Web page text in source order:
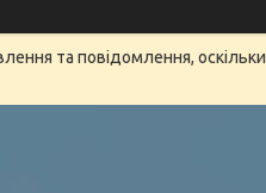
та повідомлення,